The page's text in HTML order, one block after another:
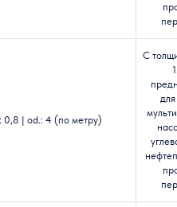
0,8 | od.: 4 (по метру)
С